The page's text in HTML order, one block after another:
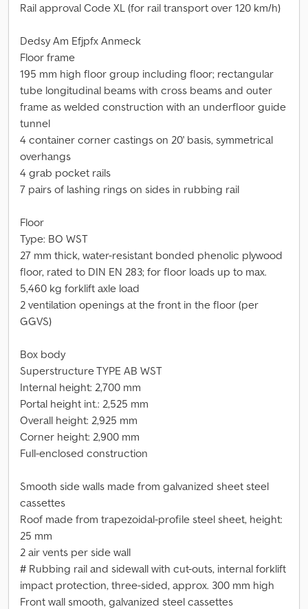
Rail approval Code XL (for rail transport over 120 km/h)
Dedsy Am Efjpfx Anmeck
Floor frame
195 mm high floor group including floor; rectangular
tube longitudinal beams with cross beams and outer
frame as welded construction with an underfloor guide
tunnel
4 container corner castings on 20' basis, symmetrical
overhangs
4 grab pocket rails
7 pairs of lashing rings on sides in rubbing rail
Floor
Type: BO WST
27 mm thick, water-resistant bonded phenolic plywood
floor, rated to DIN EN 283; for floor loads up to max.
5,460 kg forklift axle load
2 ventilation openings at the front in the floor (per
GGVS)
Box body
Superstructure TYPE AB WST
Internal height: 2,700 mm
Portal height int.: 2,525 mm
Overall height: 2,925 mm
Corner height: 2,900 mm
Full-enclosed construction
Smooth side walls made from galvanized sheet steel
cassettes
Roof made from trapezoidal-profile steel sheet, height:
25 mm
2 air vents per side wall
# Rubbing rail and sidewall with cut-outs, internal forklift
impact protection, three-sided, approx. 300 mm high
Front wall smooth, galvanized steel cassettes